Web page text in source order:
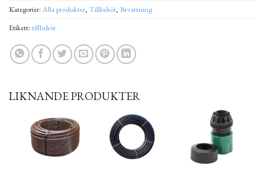
Kategorier:Alla produkter, Tillbehör, Bevattning
Etikett:tillbehör
LIKNANDE PRODUKTER